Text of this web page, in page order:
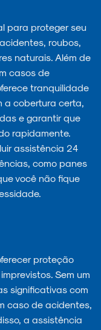
para proteger seu
roubos,
naturais. Além de
casos de
tranquilidade
a cobertura certa,
e garantir que
rapidamente.
assistência 24
como panes
você não fique
proteção
Sem um
significativas com
caso de acidentes,
a assistência